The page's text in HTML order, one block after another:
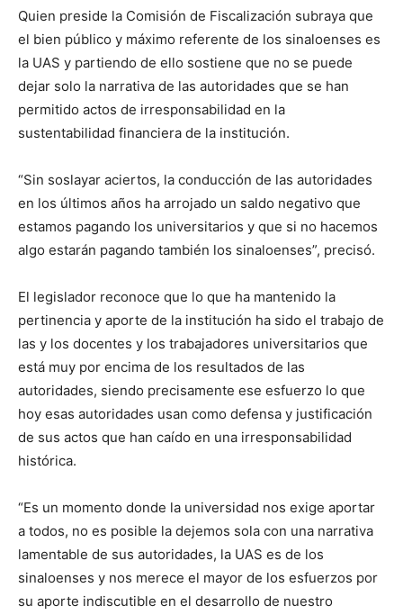
Quien preside la Comisión de Fiscalización subraya que
el bien público y máximo referente de los sinaloenses es
la UAS y partiendo de ello sostiene que no se puede
dejar solo la narrativa de las autoridades que se han
permitido actos de irresponsabilidad en la
sustentabilidad financiera de la institución.
“Sin soslayar aciertos, la conducción de las autoridades
en los últimos años ha arrojado un saldo negativo que
estamos pagando los universitarios y que si no hacemos
algo estarán pagando también los sinaloenses”, precisó.
El legislador reconoce que lo que ha mantenido la
pertinencia y aporte de la institución ha sido el trabajo de
las y los docentes y los trabajadores universitarios que
está muy por encima de los resultados de las
autoridades, siendo precisamente ese esfuerzo lo que
hoy esas autoridades usan como defensa y justificación
de sus actos que han caído en una irresponsabilidad
histórica.
“Es un momento donde la universidad nos exige aportar
a todos, no es posible la dejemos sola con una narrativa
lamentable de sus autoridades, la UAS es de los
sinaloenses y nos merece el mayor de los esfuerzos por
su aporte indiscutible en el desarrollo de nuestro